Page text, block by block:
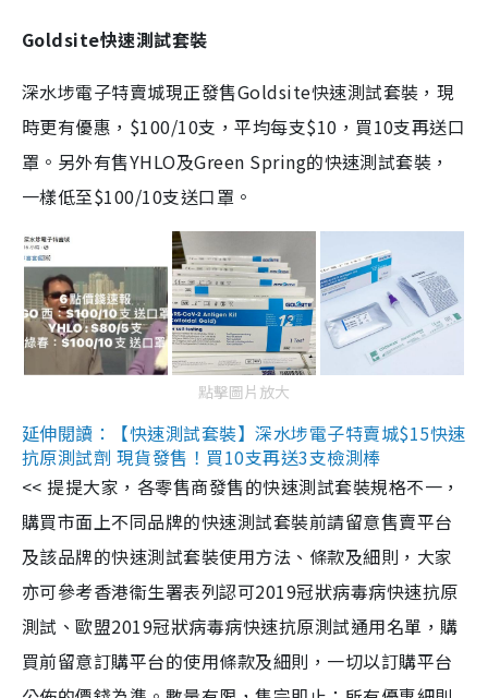
Goldsite快速測試套裝
深水埗電子特賣城現正發售Goldsite快速測試套裝，現
時更有優惠，$100/10支，平均每支$10，買10支再送口
罩。另外有售YHLO及Green Spring的快速測試套裝，
一樣低至$100/10支送口罩。
點擊圖片放大
延伸閱讀：【快速測試套裝】深水埗電子特賣城$15快速
抗原測試劑 現貨發售！買10支再送3支檢測棒
<< 提提大家，各零售商發售的快速測試套裝規格不一，
購買市面上不同品牌的快速測試套裝前請留意售賣平台
及該品牌的快速測試套裝使用方法、條款及細則，大家
亦可參考香港衞生署表列認可2019冠狀病毒病快速抗原
測試、歐盟2019冠狀病毒病快速抗原測試通用名單，購
買前留意訂購平台的使用條款及細則，一切以訂購平台